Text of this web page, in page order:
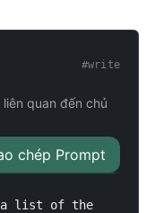
#write
quan đến chủ
chép Prompt
a list of the